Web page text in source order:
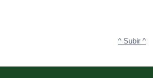
^ Subir ^